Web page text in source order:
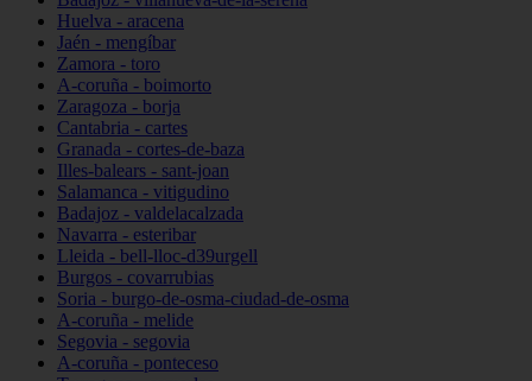
Huelva - aracena
Jaén - mengíbar
Zamora - toro
A-coruña - boimorto
Zaragoza - borja
Cantabria - cartes
Granada - cortes-de-baza
Illes-balears - sant-joan
Salamanca - vitigudino
Badajoz - valdelacalzada
Navarra - esteribar
Lleida - bell-lloc-d39urgell
Burgos - covarrubias
Soria - burgo-de-osma-ciudad-de-osma
A-coruña - melide
Segovia - segovia
A-coruña - ponteceso